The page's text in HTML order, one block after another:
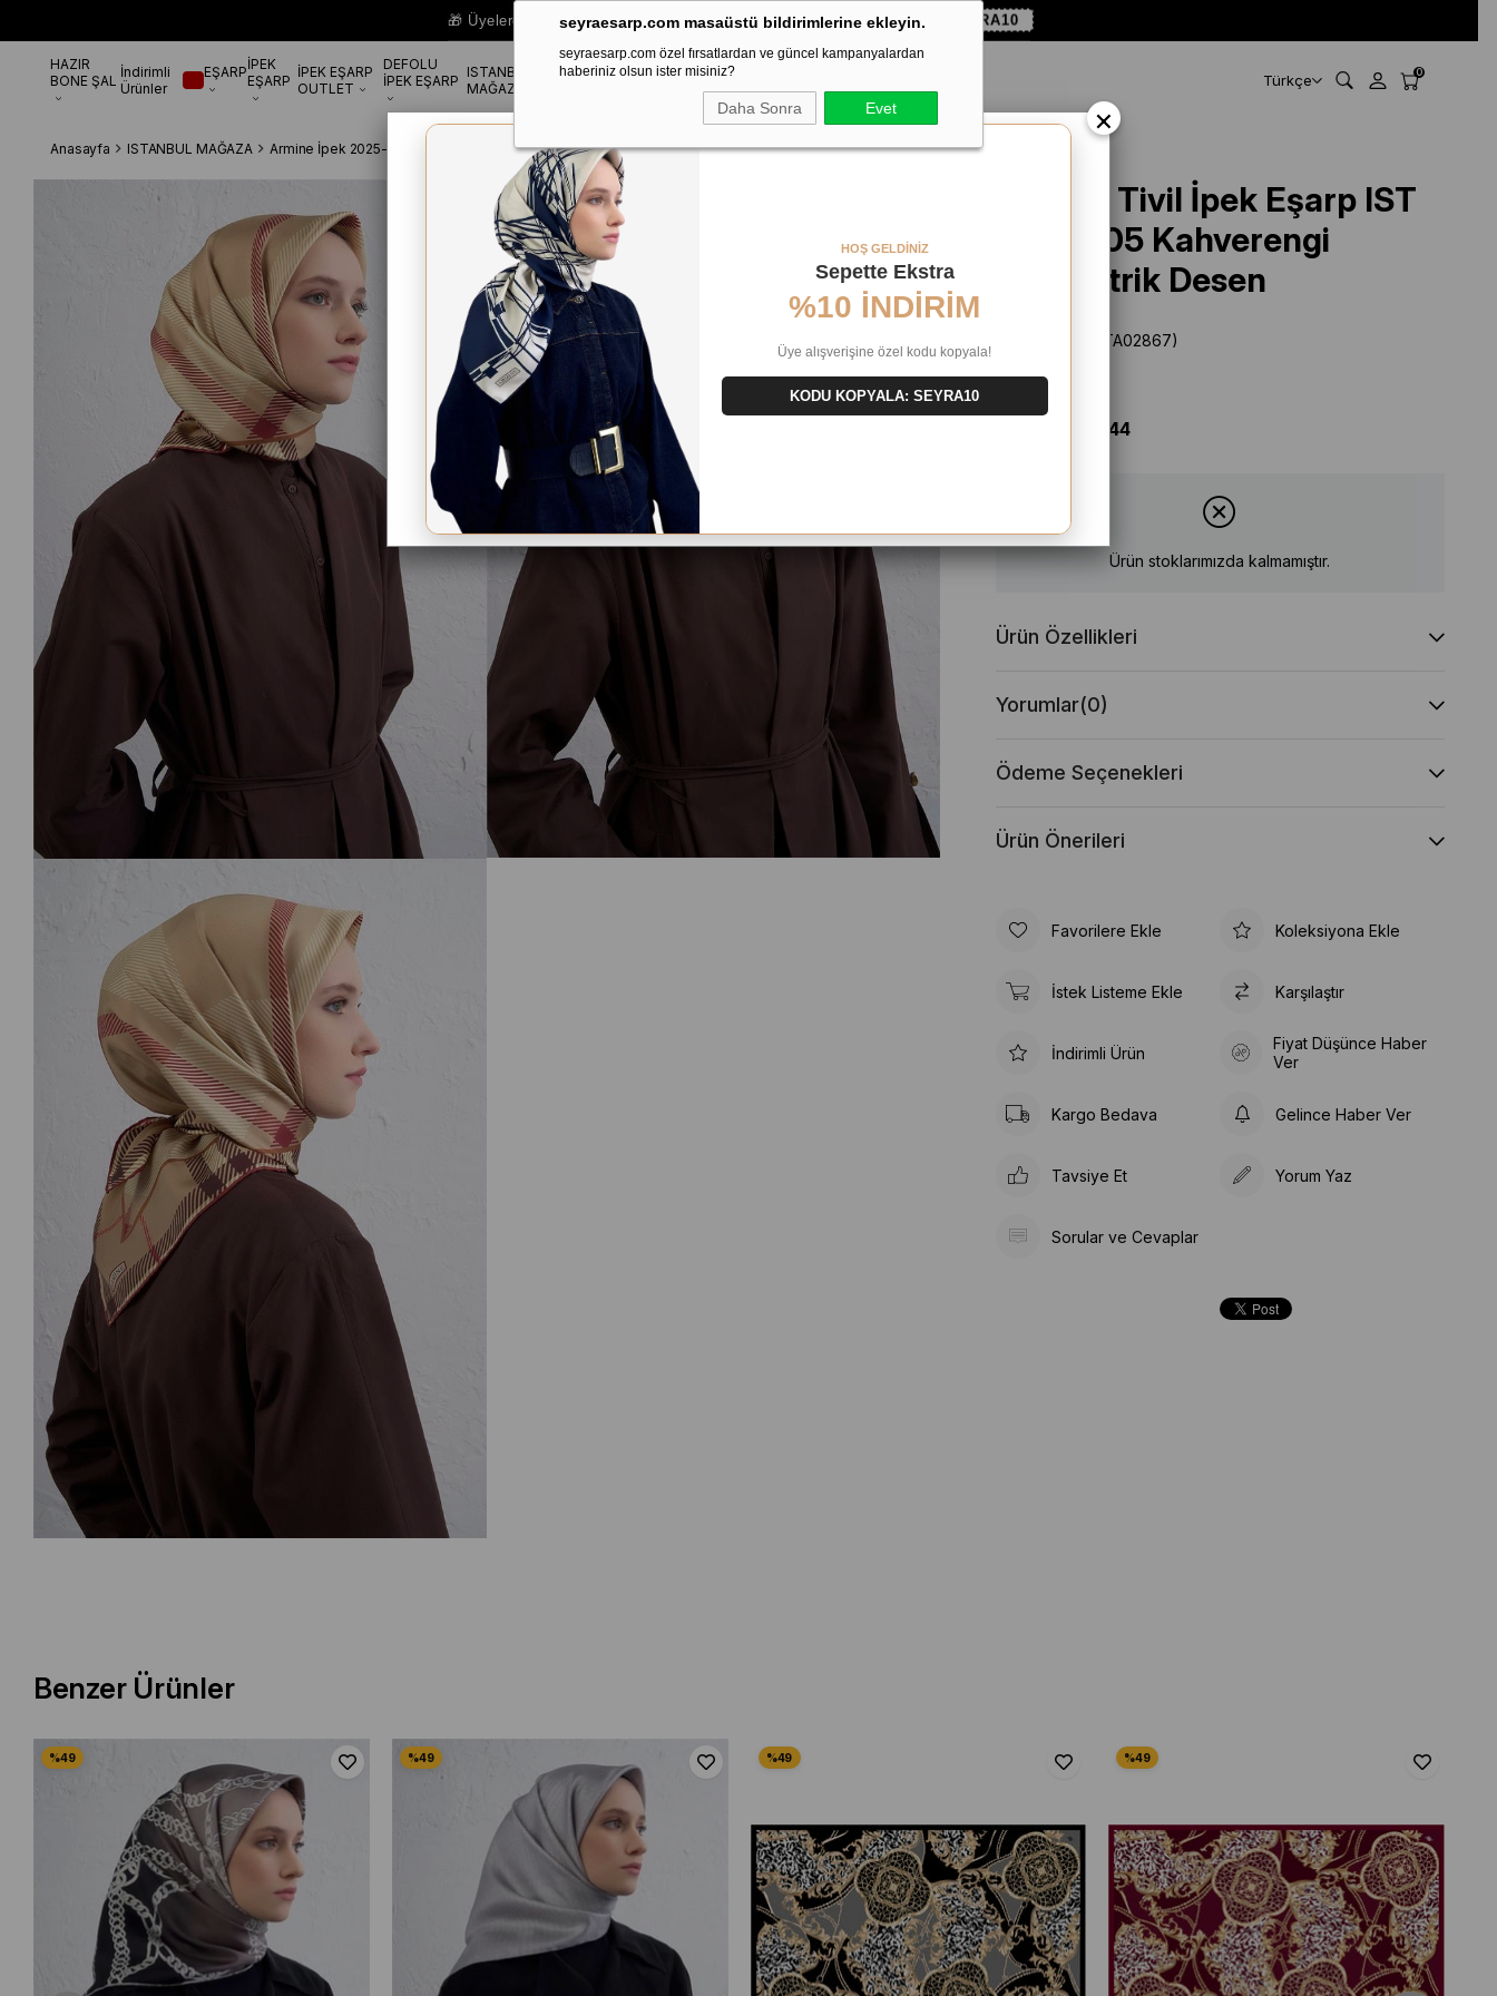
seyraesarp.com masaüstü bildirimlerine ekleyin.
seyraesarp.com özel fırsatlardan ve güncel kampanyalardan
haberiniz olsun ister misiniz?
Daha Sonra Evet
🎁 Üyelere Özel Sepette%10 EKSTRA İNDİRİM HEDİYE ÇEKİ! KOD: SEYRA10
HAZIR
BONE ŞAL İndirimli
Ürünler
EŞARPİPEK
EŞARP İPEK EŞARP
OUTLET
DEFOLU
İPEK EŞARP ISTANBUL
MAĞAZA
ŞALAKSESUAR Türkçe 0
Anasayfa ISTANBUL MAĞAZA Armine İpek 2025-26 Kış Armine Tivil İpek Eşarp IST 9418 - 05 Kahverengi Geometrik Desen
Armine Tivil İpek Eşarp IST
9418 - 05 Kahverengi
Geometrik Desen
(ISTA02867)
$ 69.44
Ürün stoklarımızda kalmamıştır.
Ürün Özellikleri
Yorumlar(0)
Ödeme Seçenekleri
Ürün Önerileri
Favorilere Ekle Koleksiyona Ekle
İstek Listeme Ekle Karşılaştır
İndirimli Ürün
Fiyat Düşünce Haber
Ver
Kargo Bedava Gelince Haber Ver
Tavsiye Et Yorum Yaz
Sorular ve Cevaplar
Benzer Ürünler
×
HOŞ GELDİNİZ
Sepette Ekstra
%10 İNDİRİM
Üye alışverişine özel kodu kopyala!
KODU KOPYALA: SEYRA10